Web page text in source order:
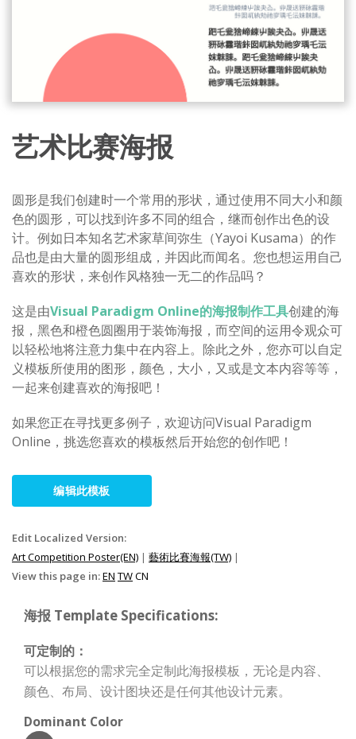
艺术比赛海报
圆形是我们创建时一个常用的形状，通过使用不同大小和颜
色的圆形，可以找到许多不同的组合，继而创作出色的设
计。例如日本知名艺术家草间弥生（Yayoi Kusama）的作
品也是由大量的圆形组成，并因此而闻名。您也想运用自己
喜欢的形状，来创作风格独一无二的作品吗？
这是由Visual Paradigm Online的海报制作工具创建的海
报，黑色和橙色圆圈用于装饰海报，而空间的运用令观众可
以轻松地将注意力集中在内容上。除此之外，您亦可以自定
义模板所使用的图形，颜色，大小，又或是文本内容等等，
一起来创建喜欢的海报吧！
如果您正在寻找更多例子，欢迎访问Visual Paradigm
Online，挑选您喜欢的模板然后开始您的创作吧！
编辑此模板
Edit Localized Version:
Art Competition Poster(EN) | 藝術比賽海報(TW) |
View this page in:EN TWCN
海报 Template Specifications:
可定制的：
可以根据您的需求完全定制此海报模板，无论是内容、
颜色、布局、设计图块还是任何其他设计元素。
Dominant Color